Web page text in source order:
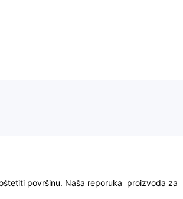
površinu. Naša reporuka proizvoda za